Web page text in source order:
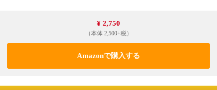
¥ 2,750
（本体 2,500+税）
Amazonで購入する